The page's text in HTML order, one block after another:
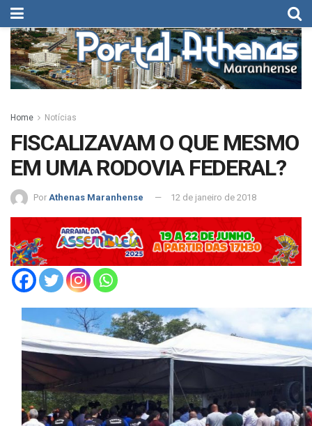
Home Notícias
FISCALIZAVAM O QUE MESMO
EM UMA RODOVIA FEDERAL?
Por Athenas Maranhense 12 de janeiro de 2018